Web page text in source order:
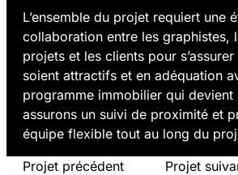
L’ensemble du projet requiert une
collaboration entre les graphistes,
projets et les clients pour
soient attractifs et en adéquation
programme immobilier qui devient
assurons un suivi de proximité et
équipe flexible tout au long du
Projet précédent
Projet